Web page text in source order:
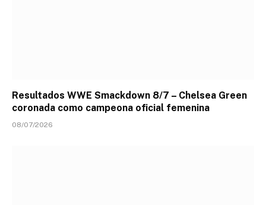
Resultados WWE Smackdown 8/7 – Chelsea Green
coronada como campeona oficial femenina
08/07/2026